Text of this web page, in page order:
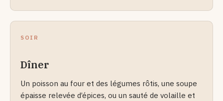
SOIR
Dîner
Un poisson au four et des légumes rôtis, une soupe
épaisse relevée d’épices, ou un sauté de volaille et